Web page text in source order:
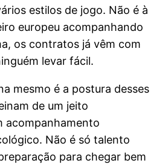
estilos de jogo. Não é à
europeu acompanhando
os contratos já vêm com
levar fácil.
mesmo é a postura desses
de um jeito
acompanhamento
Não é só talento
para chegar bem